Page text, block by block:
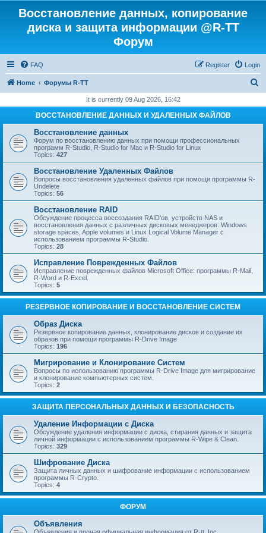
Восстановление данных, копирование
диска и защита информации @R-TT
Форум
FAQ Login
Register
Home Форумы R-TT
r
It is currently 09 Aug 2026, 16:42
ВОССТАНОВЛЕНИЕ ДАННЫХ И УДАЛЕННЫХ ФАЙЛОВ
Восстановление данных
Форум по восстановлению данных при помощи профессиональных
программ R-Studio, R-Studio for Mac и R-Studio for Linux
Topics: 427
Восстановление Удаленных Файлов
Вопросы восстановления удаленных файлов при помощи программы R-
Undelete
Topics: 56
Восстановление RAID
Обсуждение процесса воссоздания RAID'ов, устройств NAS и
восстановления данных с различных дисковых менеджеров: Windows
storage spaces, Apple volumes и Linux Logical Volume Manager с
использованием программы R-Studio.
Topics: 28
Исправление Поврежденных Файлов
Исправление поврежденных файлов Microsoft Office: программы R-Mail,
R-Word и R-Excel.
Topics: 5
РЕЗЕРВНОЕ КОПИРОВАНИЕ И ВОССТАНОВЛЕНИЕ СИСТЕМ
Образ Диска
Резервное копирование данных, клонирование дисков и создание их
образов при помощи программы R-Drive Image
Topics: 196
Мигрирование и Клонирование Систем
Вопросы по использованию программы R-Drive Image для мигрирование
и клонирование компьютерных систем.
Topics: 2
ЗАЩИТА ПЕРСОНАЛЬНЫХ ДАННЫХ И БЕЗОПАСНОСТЬ
Удаление Информации с Диска
Обсуждение удаления информации с диска, стирания данных и защита
личной информации с использованием программы R-Wipe & Clean.
Topics: 329
Шифрование Диска
Защита личных данных и шифрование информации с использованием
программы R-Crypto.
Topics: 4
ФОРУМ
Объявления